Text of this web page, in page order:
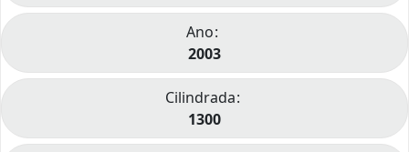
Ano
2003
Cilindrada
1300